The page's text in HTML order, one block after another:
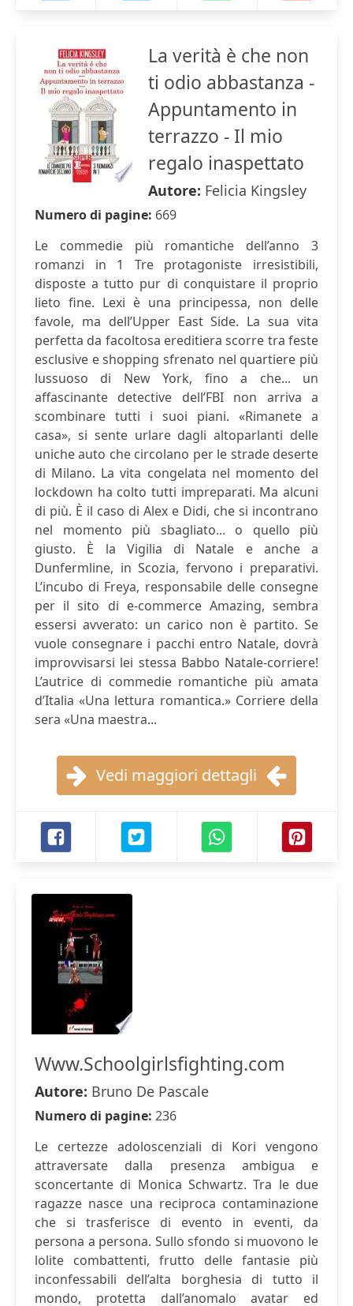
La verità è che non
ti odio abbastanza -
Appuntamento in
terrazzo - Il mio
regalo inaspettato
Autore: Felicia Kingsley
Numero di pagine: 669
Le commedie più romantiche dell’anno 3
romanzi in 1 Tre protagoniste irresistibili,
disposte a tutto pur di conquistare il proprio
lieto fine. Lexi è una principessa, non delle
favole, ma dell’Upper East Side. La sua vita
perfetta da facoltosa ereditiera scorre tra feste
esclusive e shopping sfrenato nel quartiere più
lussuoso di New York, fino a che... un
affascinante detective dell’FBI non arriva a
scombinare tutti i suoi piani. «Rimanete a
casa», si sente urlare dagli altoparlanti delle
uniche auto che circolano per le strade deserte
di Milano. La vita congelata nel momento del
lockdown ha colto tutti impreparati. Ma alcuni
di più. È il caso di Alex e Didi, che si incontrano
nel momento più sbagliato... o quello più
giusto. È la Vigilia di Natale e anche a
Dunfermline, in Scozia, fervono i preparativi.
L’incubo di Freya, responsabile delle consegne
per il sito di e-commerce Amazing, sembra
essersi avverato: un carico non è partito. Se
vuole consegnare i pacchi entro Natale, dovrà
improvvisarsi lei stessa Babbo Natale-corriere!
L’autrice di commedie romantiche più amata
d’Italia «Una lettura romantica.» Corriere della
sera «Una maestra...
Vedi maggiori dettagli
Www.Schoolgirlsfighting.com
Autore: Bruno De Pascale
Numero di pagine: 236
Le certezze adoloscenziali di Kori vengono
attraversate dalla presenza ambigua e
sconcertante di Monica Schwartz. Tra le due
ragazze nasce una reciproca contaminazione
che si trasferisce di evento in eventi, da
persona a persona. Sullo sfondo si muovono le
lolite combattenti, frutto delle fantasie più
inconfessabili dell’alta borghesia di tutto il
mondo, protetta dall’anomalo avatar ed